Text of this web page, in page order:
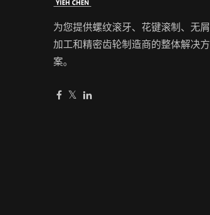
为您提供螺纹滚牙、花键滚制、无屑
加工和精密齿轮制造商的整体解决方
案。